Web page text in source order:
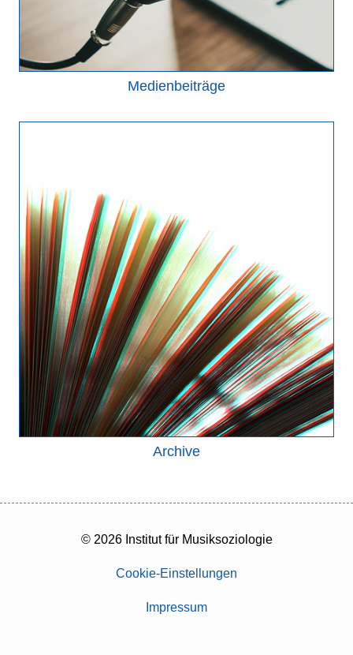
Medienbeiträge
Archive
© 2026 Institut für Musiksoziologie
Cookie-Einstellungen
Impressum